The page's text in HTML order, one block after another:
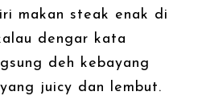
makan steak enak di
dengar kata
deh kebayang
juicy dan lembut.